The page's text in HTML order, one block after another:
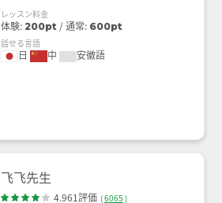
レッスン料金
体験: 200pt 通常: 600pt
話せる言語
日 中 安徽語
飞飞先生
4.961評価 (6065 )